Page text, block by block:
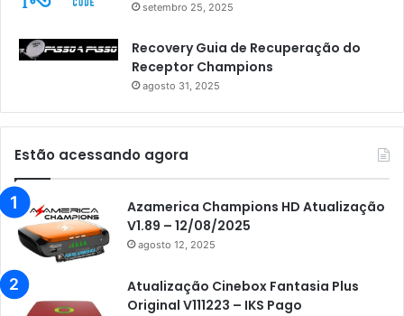
setembro 25, 2025
Recovery Guia de Recuperação do
Receptor Champions
agosto 31, 2025
Estão acessando agora
Azamerica Champions HD Atualização
V1.89 – 12/08/2025
agosto 12, 2025
Atualização Cinebox Fantasia Plus
Original V111223 – IKS Pago